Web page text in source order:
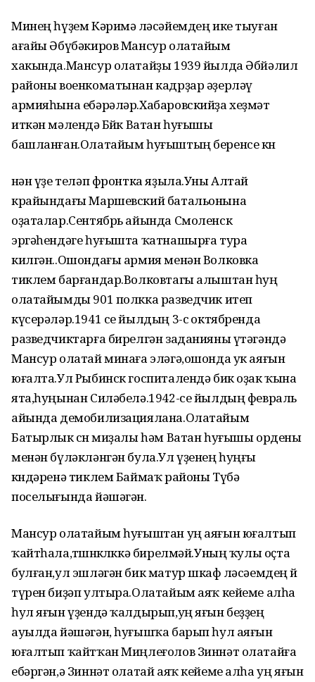
Минең һүҙем Кәримә өләсәйемдең ике тыуған
ағайы Әбүбәкиров Мансур олатайым
хакында.Мансур олатайҙы 1939 йылда Әбйәлил
районы военкоматынан кадрҙар әҙерләү
армияһына ебәрәләр.Хабаровскийҙа хеҙмәт
иткән мәлендә Бөйөк Ватан һуғышы
башланған.Олатайым һуғыштың беренсе көн
өнән үҙе теләп фронтка яҙыла.Уны Алтай
крайындағы Маршевский батальонына
оҙаталар.Сентябрь айында Смоленск
эргәһендәге һуғышта ҡатнашырға тура
килгән..Ошондағы армия менән Волковка
тиклем барғандар.Волковтагы алыштан һуң
олатайымды 901 полкка разведчик итеп
күсерәләр.1941 се йылдың 3-сө октябренда
разведчиктарға бирелгән заданияны үтәгәндә
Мансур олатай минаға эләгә,ошонда ук аяғын
юғалта.Ул Рыбинск госпиталендә бик оҙак ҡына
ята,һуңынан Силәбелә.1942-се йылдың февраль
айында демобилизациялана.Олатайым
Батырлык өсөн миҙалы һәм Ватан һуғышы ордены
менән бүләкләнгән була.Ул үҙенең һуңғы
көндәренә тиклем Баймаҡ районы Түбә
поселығында йәшәгән.
Мансур олатайым һуғыштан уң аяғын юғалтып
ҡайтһала,төшөнкөлөккә бирелмәй.Уның ҡулы оҫта
булған,ул эшләгән бик матур шкаф өләсәемдең өй
түрен биҙәп ултыра.Олатайым аяҡ кейеме алһа
һул яғын үҙендә ҡалдырып,уң яғын беҙҙең
ауылда йәшәгән, һуғышҡа барып һул аяғын
юғалтып ҡайтҡан Миңлеғолов Зиннәт олатайға
ебәргән,ә Зиннәт олатай аяҡ кейеме алһа уң яғын